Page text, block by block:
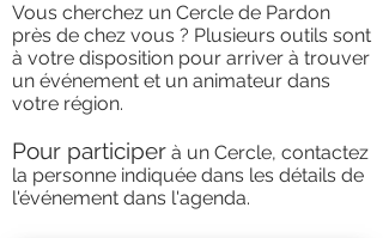
Vous cherchez un Cercle de Pardon
près de chez vous ? Plusieurs outils sont
à votre disposition pour arriver à trouver
un événement et un animateur dans
votre région.
Pour participer à un Cercle, contactez
la personne indiquée dans les détails de
l'événement dans l'agenda.